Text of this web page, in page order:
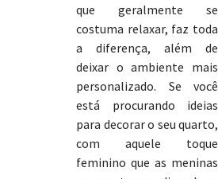
que geralmente se
costuma relaxar, faz toda
a diferença, além de
deixar o ambiente mais
personalizado. Se você
está procurando ideias
para decorar o seu quarto,
com aquele toque
feminino que as meninas